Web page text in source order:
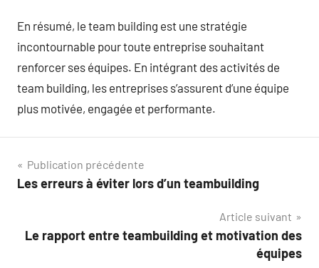
En résumé, le team building est une stratégie
incontournable pour toute entreprise souhaitant
renforcer ses équipes. En intégrant des activités de
team building, les entreprises s’assurent d’une équipe
plus motivée, engagée et performante.
Navigation
de
Publication précédente
Les erreurs à éviter lors d’un teambuilding
Article suivant
Le rapport entre teambuilding et motivation des
équipes